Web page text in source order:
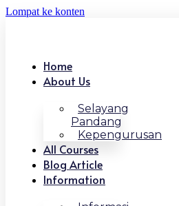
Lompat ke konten
Home
About Us
Selayang
Pandang
Kepengurusan
All Courses
Blog Article
Information